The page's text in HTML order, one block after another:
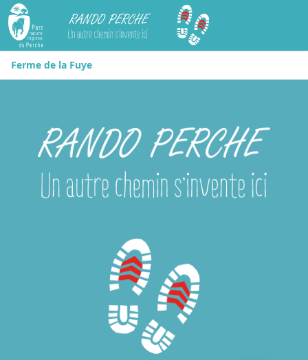
Rando Perche
Ferme de la Fuye